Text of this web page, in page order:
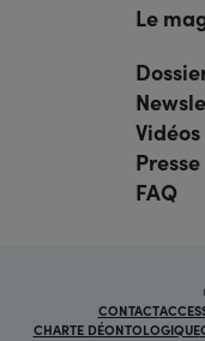
Le
pied
de
page
bis
Presse
FAQ
Navigation
sous
CONTACT
CHARTE DÉONTOLOGIQUE